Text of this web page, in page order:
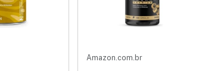
Amazon.com.br